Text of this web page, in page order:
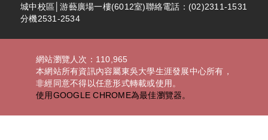
城中校區│游藝廣場一樓(6012室)聯絡電話：(02)2311-1531
分機2531-2534
網站瀏覽人次：110,965
本網站所有資訊內容屬東吳大學生涯發展中心所有，
非經同意不得以任意形式轉載或使用。
使用GOOGLE CHROME為最佳瀏覽器。